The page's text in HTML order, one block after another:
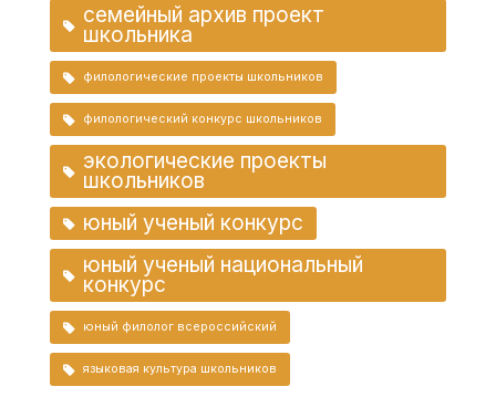
семейный архив проект
школьника
филологические проекты школьников
филологический конкурс школьников
экологические проекты
школьников
юный ученый конкурс
юный ученый национальный
конкурс
юный филолог всероссийский
языковая культура школьников